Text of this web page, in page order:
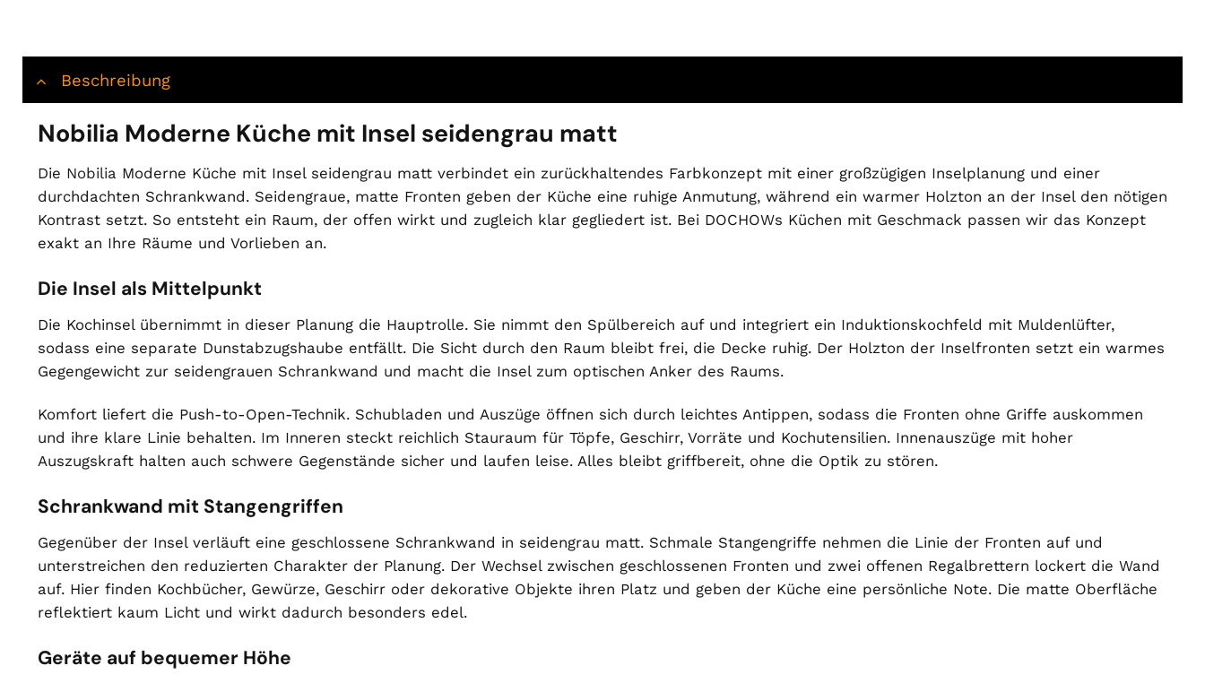
Beschreibung
Nobilia Moderne Küche mit Insel seidengrau matt
Die Nobilia Moderne Küche mit Insel seidengrau matt verbindet ein zurückhaltendes Farbkonzept mit einer großzügigen Inselplanung und einer
durchdachten Schrankwand. Seidengraue, matte Fronten geben der Küche eine ruhige Anmutung, während ein warmer Holzton an der Insel den nötigen
Kontrast setzt. So entsteht ein Raum, der offen wirkt und zugleich klar gegliedert ist. Bei DOCHOWs Küchen mit Geschmack passen wir das Konzept
exakt an Ihre Räume und Vorlieben an.
Die Insel als Mittelpunkt
Die Kochinsel übernimmt in dieser Planung die Hauptrolle. Sie nimmt den Spülbereich auf und integriert ein Induktionskochfeld mit Muldenlüfter,
sodass eine separate Dunstabzugshaube entfällt. Die Sicht durch den Raum bleibt frei, die Decke ruhig. Der Holzton der Inselfronten setzt ein warmes
Gegengewicht zur seidengrauen Schrankwand und macht die Insel zum optischen Anker des Raums.
Komfort liefert die Push-to-Open-Technik. Schubladen und Auszüge öffnen sich durch leichtes Antippen, sodass die Fronten ohne Griffe auskommen
und ihre klare Linie behalten. Im Inneren steckt reichlich Stauraum für Töpfe, Geschirr, Vorräte und Kochutensilien. Innenauszüge mit hoher
Auszugskraft halten auch schwere Gegenstände sicher und laufen leise. Alles bleibt griffbereit, ohne die Optik zu stören.
Schrankwand mit Stangengriffen
Gegenüber der Insel verläuft eine geschlossene Schrankwand in seidengrau matt. Schmale Stangengriffe nehmen die Linie der Fronten auf und
unterstreichen den reduzierten Charakter der Planung. Der Wechsel zwischen geschlossenen Fronten und zwei offenen Regalbrettern lockert die Wand
auf. Hier finden Kochbücher, Gewürze, Geschirr oder dekorative Objekte ihren Platz und geben der Küche eine persönliche Note. Die matte Oberfläche
reflektiert kaum Licht und wirkt dadurch besonders edel.
Geräte auf bequemer Höhe